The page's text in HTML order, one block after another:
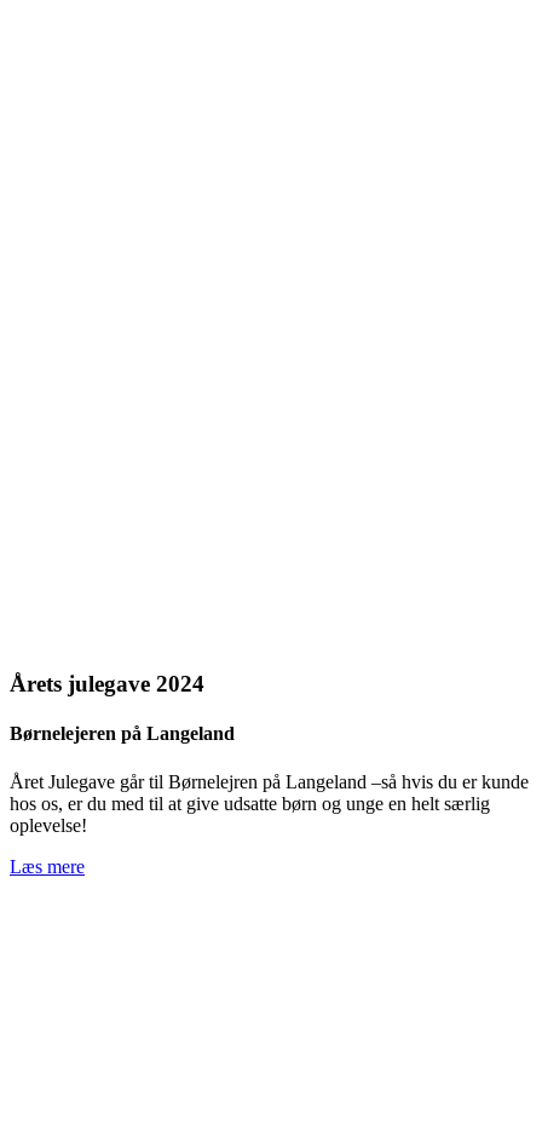
Årets julegave 2024
Børnelejeren på Langeland
Året Julegave går til Børnelejren på Langeland –så hvis du er kunde
hos os, er du med til at give udsatte børn og unge en helt særlig
oplevelse!
Læs mere